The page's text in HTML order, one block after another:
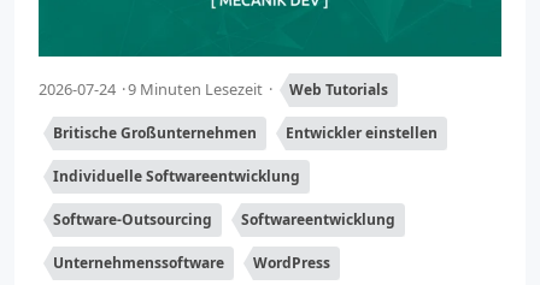
2026-07-24 9 Minuten Lesezeit Web Tutorials
Britische Großunternehmen Entwickler einstellen
Individuelle Softwareentwicklung
Software-Outsourcing Softwareentwicklung
Unternehmenssoftware WordPress